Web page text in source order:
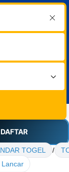
DAFTAR
TOGEL /
Lancar